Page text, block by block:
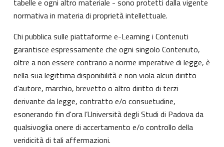
tabelle e ogni altro materiale - sono protetti dalla vigente
normativa in materia di proprietà intellettuale.
Chi pubblica sulle piattaforme e-Learning i Contenuti
garantisce espressamente che ogni singolo Contenuto,
oltre a non essere contrario a norme imperative di legge, è
nella sua legittima disponibilità e non viola alcun diritto
d'autore, marchio, brevetto o altro diritto di terzi
derivante da legge, contratto e/o consuetudine,
esonerando fin d'ora l’Università degli Studi di Padova da
qualsivoglia onere di accertamento e/o controllo della
veridicità di tali affermazioni.